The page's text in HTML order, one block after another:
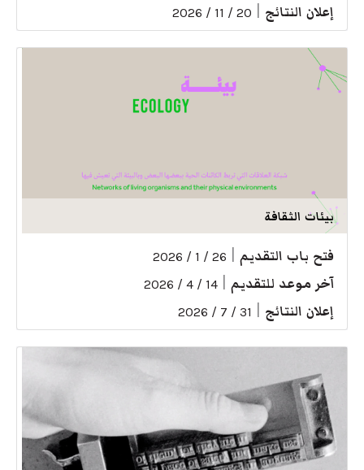
إعلان النتائج 20 / 11 / 2026
بيئات الثقافة
فتح باب التقديم 26 / 1 / 2026
آخر موعد للتقديم 14 / 4 / 2026
إعلان النتائج 31 / 7 / 2026